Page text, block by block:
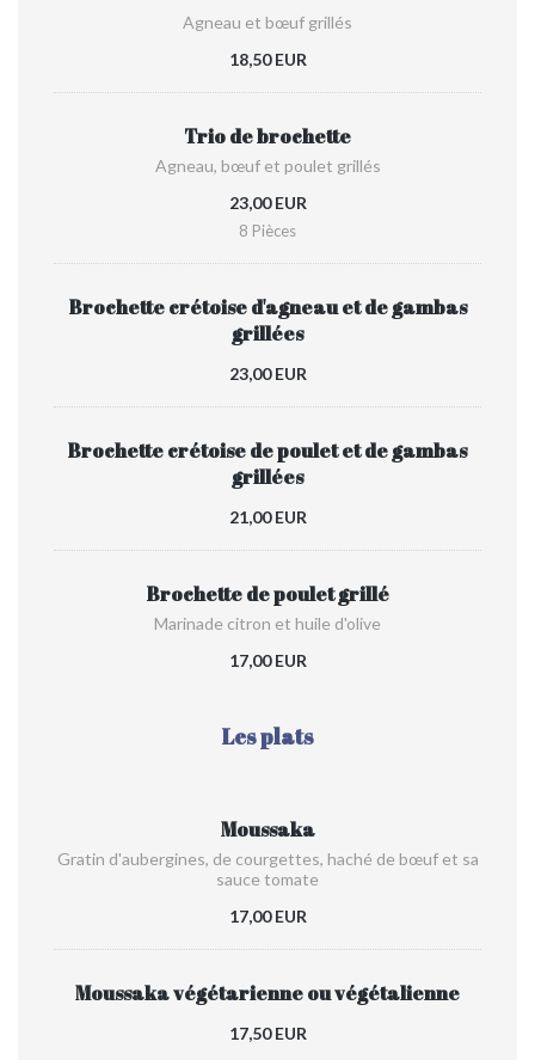
Agneau et bœuf grillés
18,50 EUR
Trio de brochette
Agneau, bœuf et poulet grillés
23,00 EUR
8 Pièces
Brochette crétoise d'agneau et de gambas
grillées
23,00 EUR
Brochette crétoise de poulet et de gambas
grillées
21,00 EUR
Brochette de poulet grillé
Marinade citron et huile d'olive
17,00 EUR
Les plats
Moussaka
Gratin d'aubergines, de courgettes, haché de bœuf et sa
sauce tomate
17,00 EUR
Moussaka végétarienne ou végétalienne
17,50 EUR